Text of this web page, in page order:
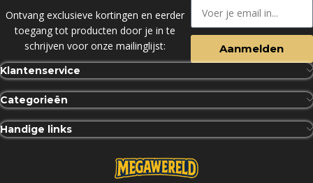
Ontvang exclusieve kortingen en eerder
toegang tot producten door je in te
schrijven voor onze mailinglijst:
Aanmelden
Klantenservice
Categorieën
Handige links